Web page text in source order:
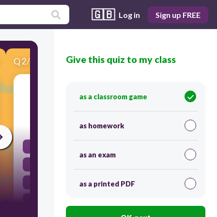
🇬🇧 Log in Sign up FREE
Q2/11 Score 0
حكم تمييز الأعداد ( 3 – 10 ) دائما يكون
30
مفردا منصوبا
Give this quiz to my class
as a classroom game
as homework
as an exam
as a printed PDF